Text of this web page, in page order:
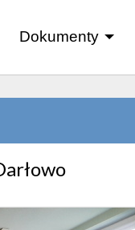
Dokumenty